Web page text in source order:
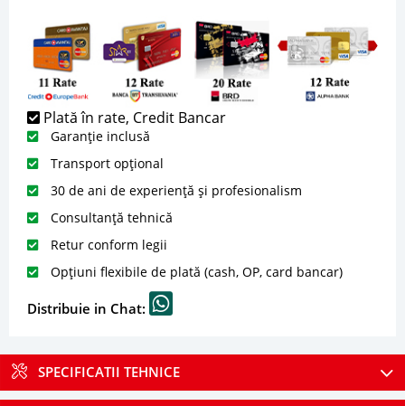
Plată în rate, Credit Bancar
Garanție inclusă
Transport opțional
30 de ani de experiență și profesionalism
Consultanță tehnică
Retur conform legii
Opțiuni flexibile de plată (cash, OP, card bancar)
Distribuie in Chat:
SPECIFICATII TEHNICE